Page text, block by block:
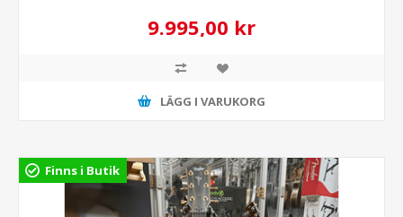
9.995,00 kr
LÄGG I VARUKORG
Finns i Butik